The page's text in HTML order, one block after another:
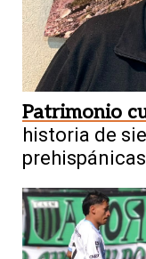
Patrimonio
historia de
prehispánicas